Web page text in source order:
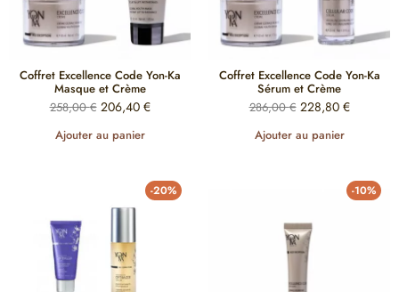
Coffret Excellence Code Yon-Ka
Masque et Crème
258,00€ 206,40 €
Ajouter au panier
Coffret Excellence Code Yon-Ka
Sérum et Crème
286,00€ 228,80 €
Ajouter au panier
-20% -10%